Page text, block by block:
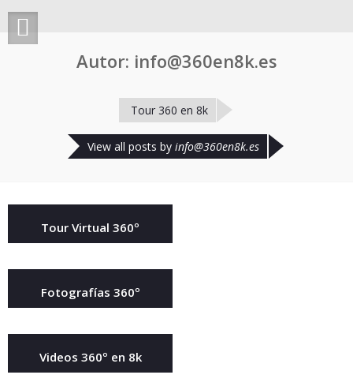
Autor: info@360en8k.es
Tour 360 en 8k
View all posts by info@360en8k.es
Tour Virtual 360º
Fotografías 360º
Videos 360º en 8k